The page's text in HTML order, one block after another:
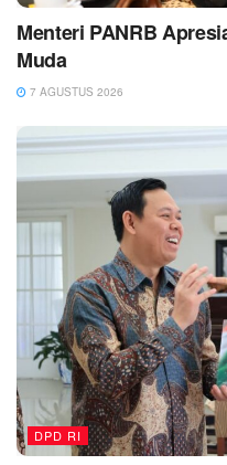
Menteri PANRB
Muda
7 AGUSTUS 2026
DPD RI